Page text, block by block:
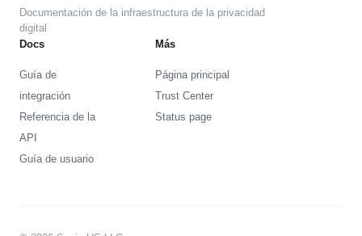
Documentación de la infraestructura de la privacidad
digital
Docs
Guía de
integración
Referencia de la
API
Guía de usuario
Más
Página principal
Trust Center
Status page